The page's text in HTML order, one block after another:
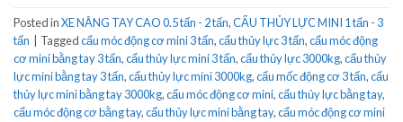
Posted inXE NÂNG TAY CAO 0.5 tấn - 2 tấn,CẨU THỦY LỰC MINI 1 tấn - 3
tấn
Taggedcẩu móc động cơ mini 3 tấn,cẩu thủy lực 3 tấn,cẩu móc động
cơ mini bằng tay 3 tấn,cẩu thủy lực mini 3 tấn,cẩu thủy lực 3000kg,cẩu thủy
lực mini bằng tay 3 tấn,cẩu thủy lực mini 3000kg,cẩu mốc động cơ 3 tấn,cẩu
thủy lực mini bằng tay 3000kg,cẩu móc động cơ mini,cẩu thủy lực bằng tay,
cẩu móc động cơ bằng tay,cẩu thủy lực mini bằng tay,cẩu móc động cơ mini